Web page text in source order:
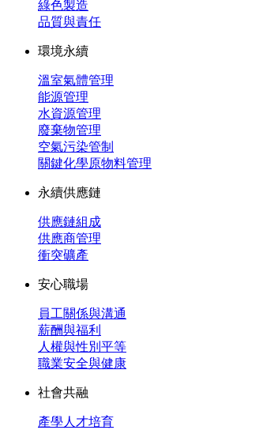
綠色製造
品質與責任
環境永續
溫室氣體管理
能源管理
水資源管理
廢棄物管理
空氣污染管制
關鍵化學原物料管理
永續供應鏈
供應鏈組成
供應商管理
衝突礦產
安心職場
員工關係與溝通
薪酬與福利
人權與性別平等
職業安全與健康
社會共融
產學人才培育